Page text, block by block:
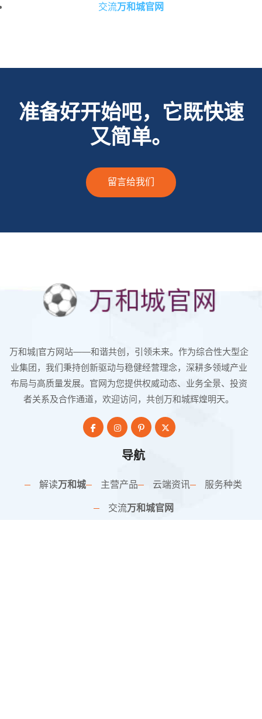
交流万和城官网
准备好开始吧，它既快速
又简单。
留言给我们
万和城|官方网站——和谐共创，引领未来。作为综合性大型企
业集团，我们秉持创新驱动与稳健经营理念，深耕多领域产业
布局与高质量发展。官网为您提供权威动态、业务全景、投资
者关系及合作通道，欢迎访问，共创万和城辉煌明天。
导航
解读万和城 主营产品 云端资讯
服务种类
交流万和城官网